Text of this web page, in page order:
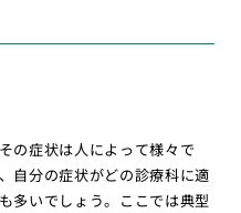
の症状は人によって様々で
自分の症状がどの診療科に適
多いでしょう。ここでは典型